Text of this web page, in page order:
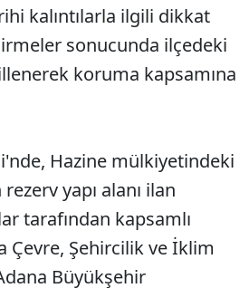
kalıntılarla ilgili dikkat
sonucunda ilçedeki
koruma kapsamına
Hazine mülkiyetindeki
yapı alanı ilan
tarafından kapsamlı
Çevre, Şehircilik ve İklim
Büyükşehir